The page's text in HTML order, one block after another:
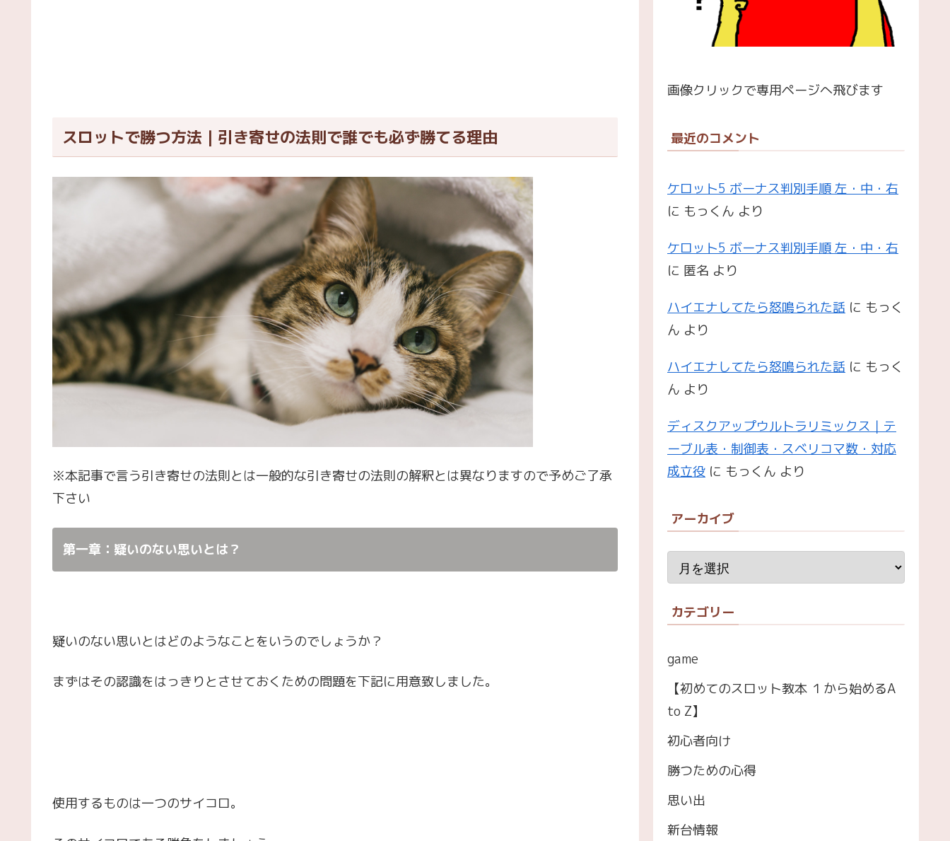
スロットで勝つ方法｜引き寄せの法則で誰でも必ず勝てる理由
※本記事で言う引き寄せの法則とは一般的な引き寄せの法則の解釈とは異なりますので予めご了承
下さい
第一章：疑いのない思いとは？
疑いのない思いとはどのようなことをいうのでしょうか？
まずはその認識をはっきりとさせておくための問題を下記に用意致しました。
使用するものは一つのサイコロ。
画像クリックで専用ページへ飛びます
最近のコメント
ケロット5 ボーナス判別手順 左・中・右
に もっくん より
ケロット5 ボーナス判別手順 左・中・右
に 匿名 より
ハイエナしてたら怒鳴られた話 に もっく
ん より
ハイエナしてたら怒鳴られた話 に もっく
ん より
ディスクアップウルトラリミックス｜テ
ーブル表・制御表・スベリコマ数・対応
成立役 に もっくん より
アーカイブ
カテゴリー
game
【初めてのスロット教本 １から始めるA
to Z】
初心者向け
勝つための心得
思い出
新台情報